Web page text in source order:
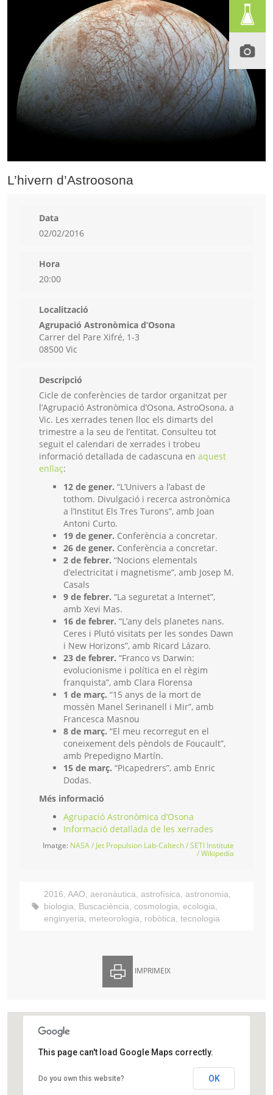
L’hivern d’Astroosona
Data
02/02/2016
Hora
20:00
Localització
Agrupació Astronòmica d’Osona
Carrer del Pare Xifré, 1-3
08500 Vic
Descripció
Cicle de conferències de tardor organitzat per
l’Agrupació Astronòmica d’Osona, AstroOsona, a
Vic. Les xerrades tenen lloc els dimarts del
trimestre a la seu de l’entitat. Consulteu tot
seguit el calendari de xerrades i trobeu
informació detallada de cadascuna en aquest
enllaç:
12 de gener. “L’Univers a l’abast de
tothom. Divulgació i recerca astronòmica
a l’Institut Els Tres Turons”, amb Joan
Antoni Curto.
19 de gener. Conferència a concretar.
26 de gener. Conferència a concretar.
2 de febrer. “Nocions elementals
d’electricitat i magnetisme”, amb Josep M.
Casals
9 de febrer. “La seguretat a Internet”,
amb Xevi Mas.
16 de febrer. “L’any dels planetes nans.
Ceres i Plutó visitats per les sondes Dawn
i New Horizons”, amb Ricard Lázaro.
23 de febrer. “Franco vs Darwin:
evolucionisme i política en el règim
franquista”, amb Clara Florensa
1 de març. “15 anys de la mort de
mossèn Manel Serinanell i Mir”, amb
Francesca Masnou
8 de març. “El meu recorregut en el
coneixement dels pèndols de Foucault”,
amb Prepedigno Martín.
15 de març. “Picapedrers”, amb Enric
Dodas.
Més informació
Agrupació Astronòmica d’Osona
Informació detallada de les xerrades
Imatge: NASA / Jet Propulsion Lab-Caltech / SETI Institute
/ Wikipedia
2016, AAO, aeronàutica, astrofísica, astronomia,
biologia, Buscaciència, cosmologia, ecologia,
enginyeria, meteorologia, robòtica, tecnologia
IMPRIMEIX
Agrupació Astronòmica d’Osona
Carrer del Pare Xifré, 1-3
This page can't load Google Maps correctly.
Do you own this website? OK